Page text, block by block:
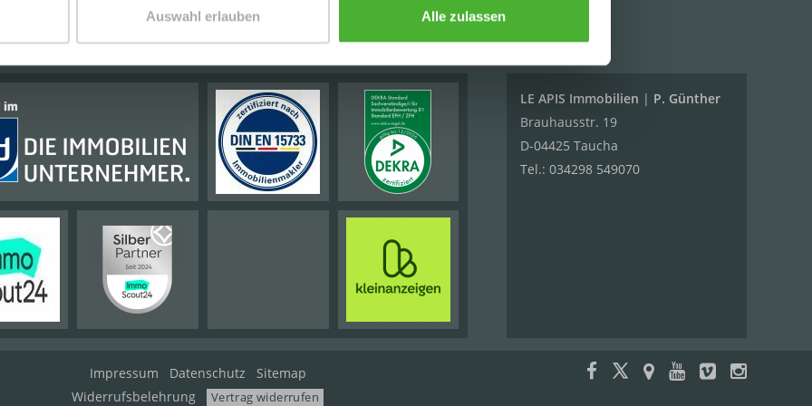
Auswahl erlauben Alle zulassen
PARTNER | AUSZEICHNUNGEN KONTAKT
LE APIS Immobilien | P. Günther
Brauhausstr. 19
D-04425 Taucha
Tel.: 034298 549070
Impressum Datenschutz
Sitemap
Widerrufsbelehrung
Vertrag widerrufen